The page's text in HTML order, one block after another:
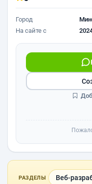
Город
На сайте с
РАЗДЕЛЫ Веб-